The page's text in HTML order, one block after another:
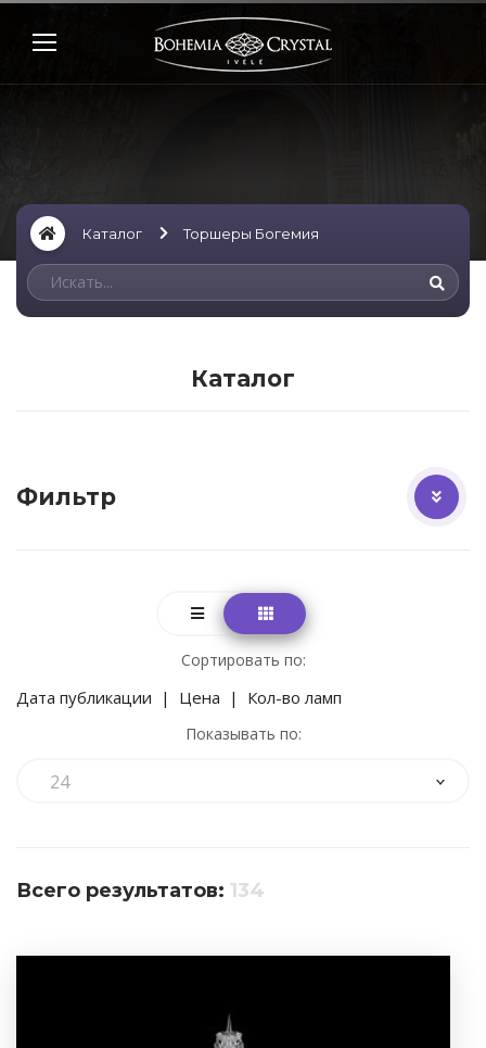
Каталог Торшеры Богемия
Сортировать по:
Дата публикации | Цена | Кол-во ламп
Показывать по:
24
Всего результатов: 134
Каталог
Фильтр